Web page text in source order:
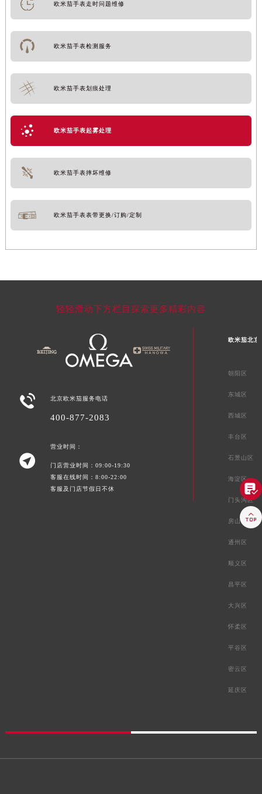
欧米茄手表走时问题维修
欧米茄手表检测服务
欧米茄手表划痕处理
欧米茄手表起雾处理
欧米茄手表摔坏维修
欧米茄手表表带更换/订购/定制
轻轻滑动下方栏目探索更多精彩内容
 北京欧米茄服务电话
400-877-2083

营业时间：
门店营业时间：09:00-19:30
客服在线时间：8:00-22:00
客服及门店节假日不休
欧米茄北京
朝阳区
东城区
西城区
丰台区
石景山区
海淀区
门头沟区
房山区
通州区
顺义区
昌平区
大兴区
怀柔区
平谷区
密云区
延庆区

